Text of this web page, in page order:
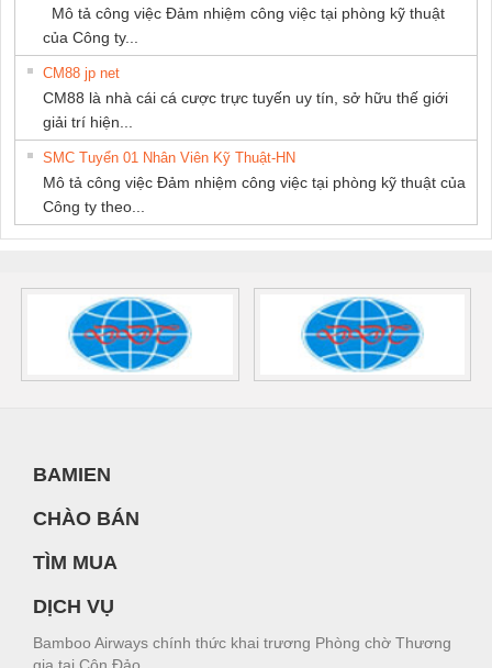
Mô tả công việc Đảm nhiệm công việc tại phòng kỹ thuật
của Công ty...
CM88 jp net
CM88 là nhà cái cá cược trực tuyến uy tín, sở hữu thế giới
giải trí hiện...
SMC Tuyển 01 Nhân Viên Kỹ Thuật-HN
Mô tả công việc Đảm nhiệm công việc tại phòng kỹ thuật của
Công ty theo...
BAMIEN
CHÀO BÁN
TÌM MUA
DỊCH VỤ
Bamboo Airways chính thức khai trương Phòng chờ Thương
gia tại Côn Đảo